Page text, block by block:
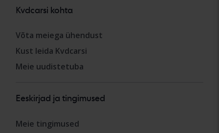
Kvdcarsi kohta
Võta meiega ühendust
Kust leida Kvdcarsi
Meie uudistetuba
Eeskirjad ja tingimused
Meie tingimused